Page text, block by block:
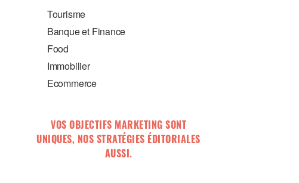
Tourisme
Banque et Finance
Food
Immobilier
Ecommerce
VOS OBJECTIFS MARKETING SONT
UNIQUES, NOS STRATÉGIES ÉDITORIALES
AUSSI.